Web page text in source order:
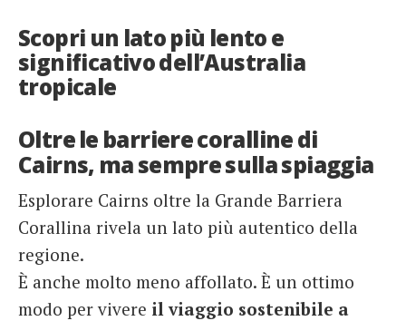
Scopri un lato più lento e
significativo dell’Australia
tropicale
Oltre le barriere coralline di
Cairns, ma sempre sulla spiaggia
Esplorare Cairns oltre la Grande Barriera
Corallina rivela un lato più autentico della
regione.
È anche molto meno affollato. È un ottimo
modo per vivere il viaggio sostenibile a